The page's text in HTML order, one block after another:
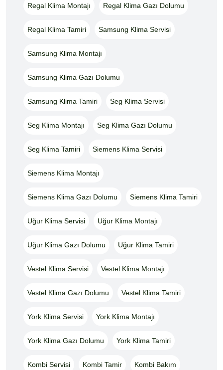
Regal Klima Montajı Regal Klima Gazı Dolumu
Regal Klima Tamiri Samsung Klima Servisi
Samsung Klima Montajı
Samsung Klima Gazı Dolumu
Samsung Klima Tamiri Seg Klima Servisi
Seg Klima Montajı Seg Klima Gazı Dolumu
Seg Klima Tamiri Siemens Klima Servisi
Siemens Klima Montajı
Siemens Klima Gazı Dolumu Siemens Klima Tamiri
Uğur Klima Servisi Uğur Klima Montajı
Uğur Klima Gazı Dolumu Uğur Klima Tamiri
Vestel Klima Servisi Vestel Klima Montajı
Vestel Klima Gazı Dolumu Vestel Klima Tamiri
York Klima Servisi York Klima Montajı
York Klima Gazı Dolumu York Klima Tamiri
Kombi Servisi Kombi Tamir Kombi Bakım